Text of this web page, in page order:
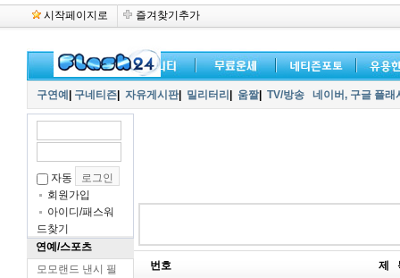
시작페이지로 즐겨찾기추가
구연예 구네티즌 자유게시판| 밀리터리 움짤| TV/방송 네이버, 구글 플
자동
회원가입
아이디/패스워
드찾기
연예/스포츠
모모랜드 낸시 필
번호 제